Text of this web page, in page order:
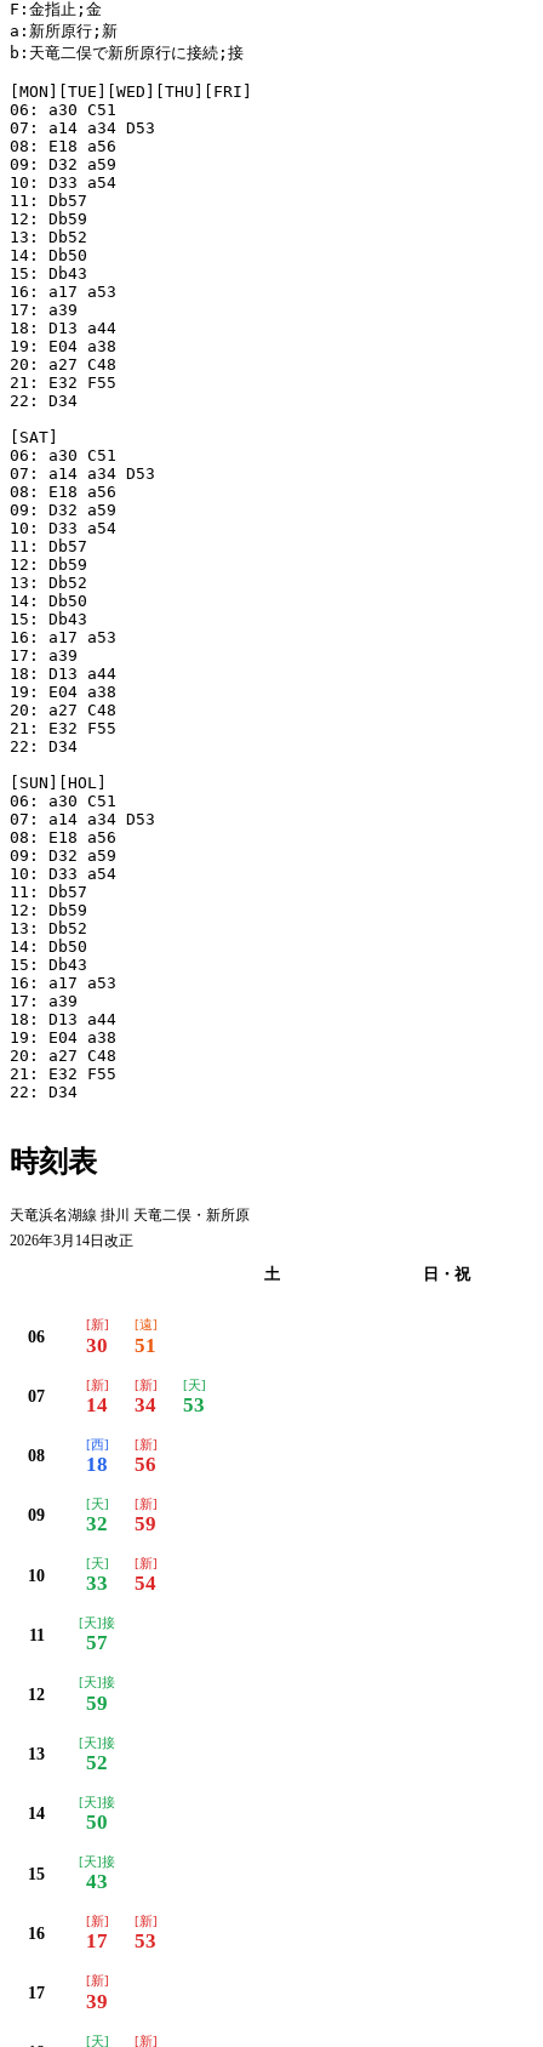
F:金指止;金
a:新所原行;新
b:天竜二俣で新所原行に接続;接
[MON][TUE][WED][THU][FRI]
06: a30 C51
07: a14 a34 D53
08: E18 a56
09: D32 a59
10: D33 a54
11: Db57
12: Db59
13: Db52
14: Db50
15: Db43
16: a17 a53
17: a39
18: D13 a44
19: E04 a38
20: a27 C48
21: E32 F55
22: D34
[SAT]
06: a30 C51
07: a14 a34 D53
08: E18 a56
09: D32 a59
10: D33 a54
11: Db57
12: Db59
13: Db52
14: Db50
15: Db43
16: a17 a53
17: a39
18: D13 a44
19: E04 a38
20: a27 C48
21: E32 F55
22: D34
[SUN][HOL]
06: a30 C51
07: a14 a34 D53
08: E18 a56
09: D32 a59
10: D33 a54
11: Db57
12: Db59
13: Db52
14: Db50
15: Db43
16: a17 a53
17: a39
18: D13 a44
19: E04 a38
20: a27 C48
21: E32 F55
22: D34
時刻表
天竜浜名湖線 掛川 天竜二俣・新所原
2026年3月14日改正
土 日・祝
06
[新]
30
[遠]
51
07
[新]
14
[新]
34
[天]
53
08
[西]
18
[新]
56
09
[天]
32
[新]
59
10
[天]
33
[新]
54
11
[天]接
57
12
[天]接
59
13
[天]接
52
14
[天]接
50
15
[天]接
43
16
[新]
17
[新]
53
17
[新]
39
[天] [新]